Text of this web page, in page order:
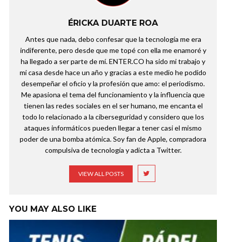
ÉRICKA DUARTE ROA
Antes que nada, debo confesar que la tecnología me era
indiferente, pero desde que me topé con ella me enamoré y
ha llegado a ser parte de mí. ENTER.CO ha sido mi trabajo y
mi casa desde hace un año y gracias a este medio he podido
desempeñar el oficio y la profesión que amo: el periodismo.
Me apasiona el tema del funcionamiento y la influencia que
tienen las redes sociales en el ser humano, me encanta el
todo lo relacionado a la ciberseguridad y considero que los
ataques informáticos pueden llegar a tener casi el mismo
poder de una bomba atómica. Soy fan de Apple, compradora
compulsiva de tecnología y adicta a Twitter.
VIEW ALL POSTS
YOU MAY ALSO LIKE